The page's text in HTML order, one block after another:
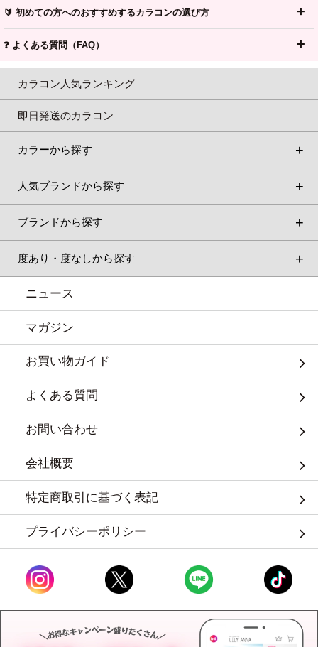
🔰 初めての方へのおすすめするカラコンの選び方
❓ よくある質問（FAQ）
カラコン人気ランキング
即日発送のカラコン
カラーから探す
人気ブランドから探す
ブランドから探す
度あり・度なしから探す
ニュース
マガジン
お買い物ガイド
よくある質問
お問い合わせ
会社概要
特定商取引に基づく表記
プライバシーポリシー